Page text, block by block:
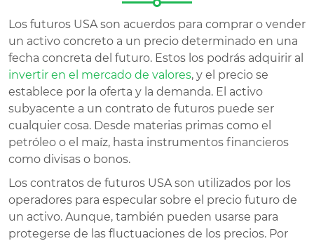
Los futuros USA son acuerdos para comprar o vender
un activo concreto a un precio determinado en una
fecha concreta del futuro. Estos los podrás adquirir al
invertir en el mercado de valores, y el precio se
establece por la oferta y la demanda. El activo
subyacente a un contrato de futuros puede ser
cualquier cosa. Desde materias primas como el
petróleo o el maíz, hasta instrumentos financieros
como divisas o bonos.
Los contratos de futuros USA son utilizados por los
operadores para especular sobre el precio futuro de
un activo. Aunque, también pueden usarse para
protegerse de las fluctuaciones de los precios. Por